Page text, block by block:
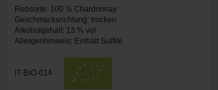
Rebsorte: 100 % Chardonnay
Geschmacksrichtung: trocken
Alkoholgehalt: 13 % vol
Allergenhinweis: Enthält Sulfite
IT-BIO-014